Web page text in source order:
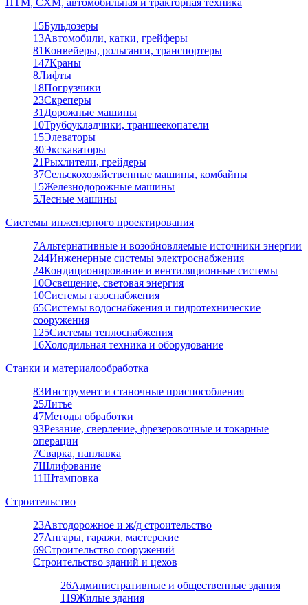
15Бульдозеры
13Автомобили, катки, грейферы
81Конвейеры, рольганги, транспортеры
147Краны
8Лифты
18Погрузчики
23Скреперы
31 Дорожные машины
10Трубоукладчики, траншеекопатели
15Элеваторы
30Экскаваторы
21Рыхлители, грейдеры
37Сельскохозяйственные машины, комбайны
15Железнодорожные машины
5Лесные машины
Системы инженерного проектирования
7Альтернативные и возобновляемые источники энергии
244Инженерные системы электроснабжения
24Кондиционирование и вентиляционные системы
10Освещение, световая энергия
10Системы газоснабжения
65Системы водоснабжения и гидротехнические
сооружения
125Системы теплоснабжения
16Холодильная техника и оборудование
Станки и материалообработка
83Инструмент и станочные приспособления
25Литье
47Методы обработки
93Резание, сверление, фрезеровочные и токарные
операции
7Сварка, наплавка
7Шлифование
11Штамповка
Строительство
23Автодорожное и ж/д строительство
27Ангары, гаражи, мастерские
69Строительство сооружений
Строительство зданий и цехов
26Административные и общественные здания
119Жилые здания